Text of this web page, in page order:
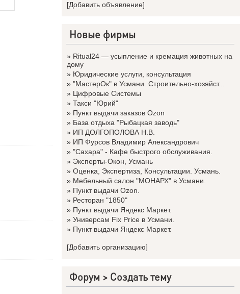
[Добавить объявление]
Новые фирмы
» Ritual24 — усыпление и кремация животных на
дому
» Юридические услуги, консультация
» "МастерОк" в Усмани. Строительно-хозяйст...
» Цифровые Системы
» Такси "Юрий"
» Пункт выдачи заказов Ozon
» База отдыха "Рыбацкая заводь"
» ИП ДОЛГОПОЛОВА Н.В.
» ИП Фурсов Владимир Александрович
» "Сахара" - Кафе быстрого обслуживания.
» Эксперты-Окон, Усмань
» Оценка, Экспертиза, Консультации. Усмань.
» Мебельный салон "МОНАРХ" в Усмани.
» Пункт выдачи Ozon.
» Ресторан "1850"
» Пункт выдачи Яндекс Маркет.
» Универсам Fix Price в Усмани.
» Пункт выдачи Яндекс Маркет.
[Добавить организацию]
Форум > Создать тему